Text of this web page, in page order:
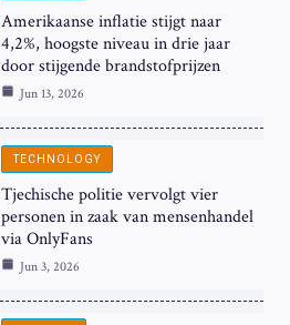
Amerikaanse inflatie stijgt naar
4,2%, hoogste niveau in drie jaar
door stijgende brandstofprijzen
Jun 13, 2026
TECHNOLOGY
Tjechische politie vervolgt vier
personen in zaak van mensenhandel
via OnlyFans
Jun 3, 2026